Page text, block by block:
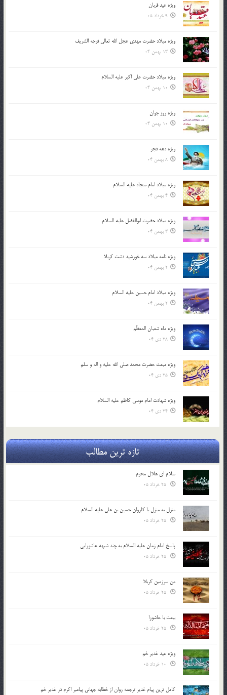
ویژه عید قربان
9 خرداد 05
ویژه میلاد حضرت مهدی عجل الله تعالی فرجه الشريف
13 بهمن 04
ویژه میلاد حضرت علی اکبر علیه السلام
10 بهمن 04
ویژه روز جوان
10 بهمن 04
ویژه دهه فجر
8 بهمن 04
ویژه میلاد امام سجاد علیه السلام
4 بهمن 04
ویژه میلاد حضرت ابوالفضل علیه السلام
3 بهمن 04
ویژه نامه میلاد سه خورشید دشت کربلا
2 بهمن 04
ویژه میلاد امام حسین علیه السلام
2 بهمن 04
ویژه ماه شعبان المعظّم
28 دی 04
ویژه مبعث حضرت محمد صلی الله علیه و اله و سلم
25 دی 04
ویژه شهادت امام موسی کاظم علیه السلام
24 دی 04
تازه ترین مطالب
سلام ای هلال محرم
منزل به منزل با کاروان حسین بن علی علیه السلام
پاسخ امام زمان علیه السلام به چند شبهه عاشورایی
من سرزمین کربلا
بیعت با عاشورا
ویژه عید غدیر خم
کامل ترین پیام غدیر ترجمه روان از خطابه جهانی پیامبر اکرم در غدیر خم